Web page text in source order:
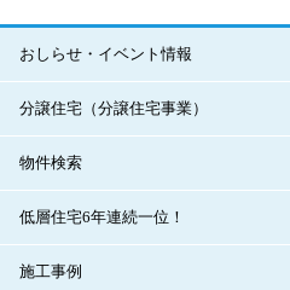
おしらせ・イベント情報
分譲住宅（分譲住宅事業）
物件検索
低層住宅6年連続一位！
施工事例